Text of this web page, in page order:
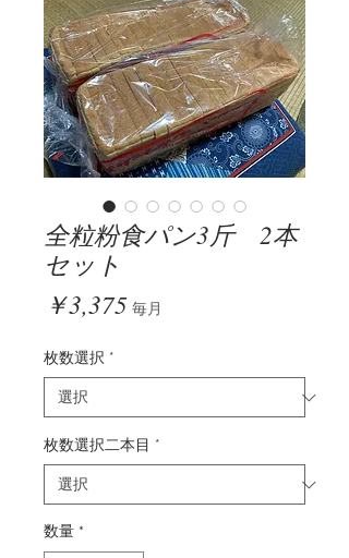
全粒粉食パン3斤 2本
セット
￥3,375価
毎月
枚数選択 *
枚数選択二本目 *
数量 *